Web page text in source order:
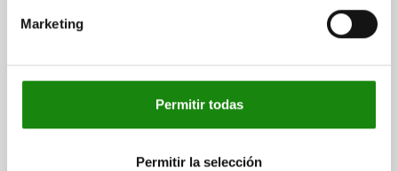
Marketing
Permitir todas
Permitir la selección